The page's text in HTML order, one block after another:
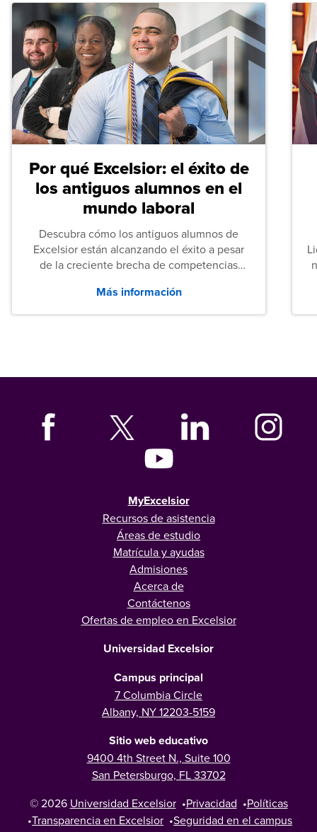
Por qué Excelsior: el éxito de
los antiguos alumnos en el
mundo laboral
Descubra cómo los antiguos alumnos de
Excelsior están alcanzando el éxito a pesar
de la creciente brecha de competencias
tanto las empresas como los recién
graduados en todo Estados Unidos.
Más información
MyExcelsior
Recursos de asistencia
Áreas de estudio
Matrícula y ayudas
Admisiones
Acerca de
Contáctenos
Ofertas de empleo en Excelsior
Universidad Excelsior
Campus principal
7 Columbia Circle
Albany, NY 12203-5159
Sitio web educativo
9400 4th Street N., Suite 100
San Petersburgo, FL 33702
© 2026 Universidad Excelsior •Privacidad •Políticas
•Transparencia en Excelsior •Seguridad en el campus